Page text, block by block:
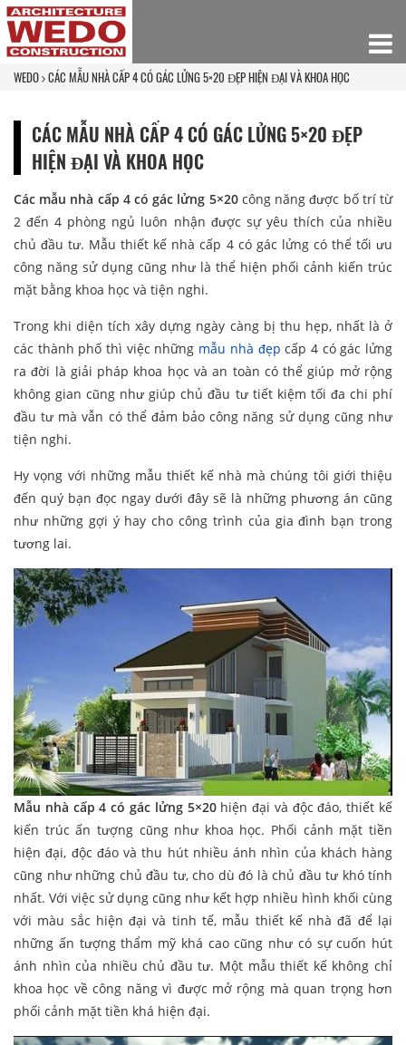
WEDO CÁC MẪU NHÀ CẤP 4 CÓ GÁC LỬNG 5×20 ĐẸP HIỆN ĐẠI VÀ KHOA HỌC
CÁC MẪU NHÀ CẤP 4 CÓ GÁC LỬNG 5×20 ĐẸP
HIỆN ĐẠI VÀ KHOA HỌC
Các mẫu nhà cấp 4 có gác lửng 5×20công năng được bố trí từ
2 đến 4 phòng ngủ luôn nhận được sự yêu thích của nhiều
chủ đầu tư. Mẫu thiết kế nhà cấp 4 có gác lửng có thể tối ưu
công năng sử dụng cũng như là thể hiện phối cảnh kiến trúc
mặt bằng khoa học và tiện nghi.
Trong khi diện tích xây dựng ngày càng bị thu hẹp, nhất là ở
các thành phố thì việc những mẫu nhà đẹp cấp 4 có gác lửng
ra đời là giải pháp khoa học và an toàn có thể giúp mở rộng
không gian cũng như giúp chủ đầu tư tiết kiệm tối đa chi phí
đầu tư mà vẫn có thể đảm bảo công năng sử dụng cũng như
tiện nghi.
Hy vọng với những mẫu thiết kế nhà mà chúng tôi giới thiệu
đến quý bạn đọc ngay dưới đây sẽ là những phương án cũng
như những gợi ý hay cho công trình của gia đình bạn trong
tương lai.
Mẫu nhà cấp 4 có gác lửng 5×20 hiện đại và độc đáo, thiết kế
kiến trúc ấn tượng cũng như khoa học. Phối cảnh mặt tiền
hiện đại, độc đáo và thu hút nhiều ánh nhìn của khách hàng
cũng như những chủ đầu tư, cho dù đó là chủ đầu tư khó tính
nhất. Với việc sử dụng cũng như kết hợp nhiều hình khối cùng
với màu sắc hiện đại và tinh tế, mẫu thiết kế nhà đã để lại
những ấn tượng thẩm mỹ khá cao cũng như có sự cuốn hút
ánh nhìn của nhiều chủ đầu tư. Một mẫu thiết kế không chỉ
khoa học về công năng vì được mở rộng mà quan trọng hơn
phối cảnh mặt tiền khá hiện đại.